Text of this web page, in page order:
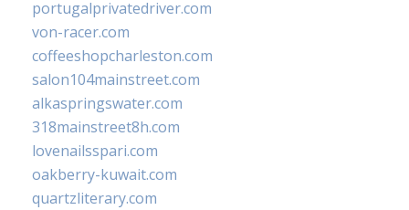
portugalprivatedriver.com
von-racer.com
coffeeshopcharleston.com
salon104mainstreet.com
alkaspringswater.com
318mainstreet8h.com
lovenailsspari.com
oakberry-kuwait.com
quartzliterary.com